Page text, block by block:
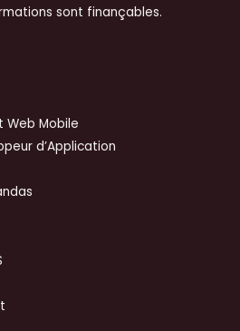
sont finançables.
Web Mobile
d’Application